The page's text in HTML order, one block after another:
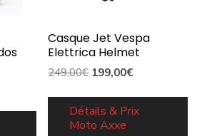
Casque Jet Vespa
Elettrica Helmet
249,00€ Le
initial
était :
199,00€Le
actuel
Détails & Prix
Moto Axxe